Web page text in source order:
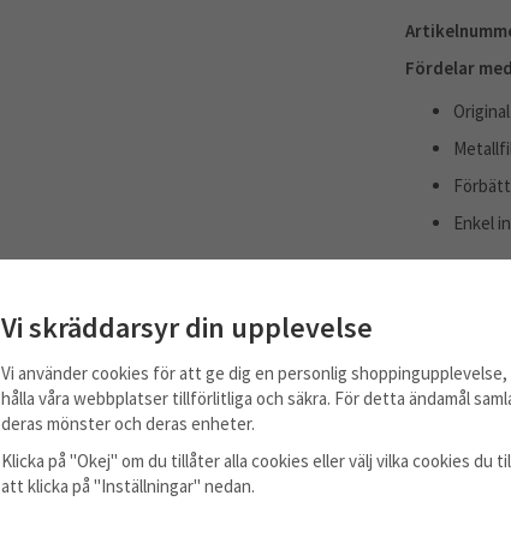
Fördelar
Enkel
Tips:
Vi skräddarsyr din upplevelse
Vi använder cookies för att ge dig en personlig
hålla våra webbplatser tillförlitliga och säkra. För detta ändamål
deras mönster och deras enheter.
Klicka på "Okej" om du tillåter alla cookies eller välj vilka cookies du
att klicka på "Inställningar" nedan.